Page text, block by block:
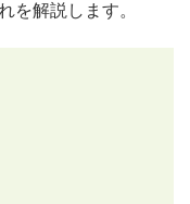
を解説します。